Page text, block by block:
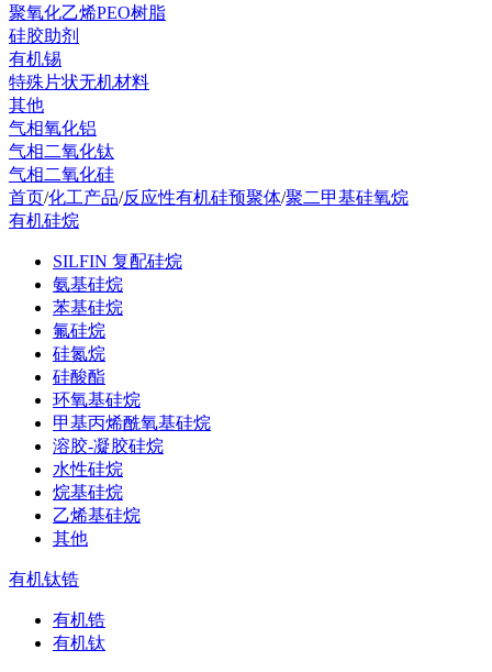
聚氧化乙烯PEO树脂
硅胶助剂
有机锡
特殊片状无机材料
其他
气相氧化铝
气相二氧化钛
气相二氧化硅
首页/化工产品/反应性有机硅预聚体/聚二甲基硅氧烷
有机硅烷
SILFIN 复配硅烷
氨基硅烷
苯基硅烷
氟硅烷
硅氮烷
硅酸酯
环氧基硅烷
甲基丙烯酰氧基硅烷
溶胶-凝胶硅烷
水性硅烷
烷基硅烷
乙烯基硅烷
其他
有机钛锆
有机锆
有机钛